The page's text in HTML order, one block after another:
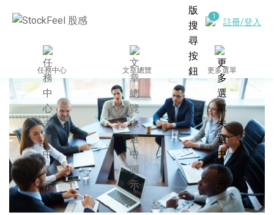
註冊/登入
任務中心 文章總覽 更多選單